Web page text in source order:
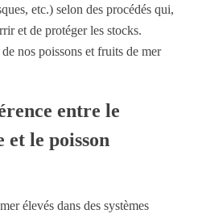
etc.) selon des procédés qui,
et de protéger les stocks.
nos poissons et fruits de mer
entre le
et le poisson
élevés dans des systèmes